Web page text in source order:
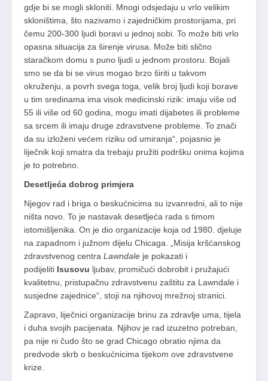
gdje bi se mogli skloniti. Mnogi odsjedaju u vrlo velikim
skloništima, što nazivamo i zajedničkim prostorijama, pri
čemu 200-300 ljudi boravi u jednoj sobi. To može biti vrlo
opasna situacija za širenje virusa. Može biti slično
staračkom domu s puno ljudi u jednom prostoru. Bojali
smo se da bi se virus mogao brzo širiti u takvom
okruženju, a povrh svega toga, velik broj ljudi koji borave
u tim sredinama ima visok medicinski rizik: imaju više od
55 ili više od 60 godina, mogu imati dijabetes ili probleme
sa srcem ili imaju druge zdravstvene probleme. To znači
da su izloženi većem riziku od umiranja“, pojasnio je
liječnik koji smatra da trebaju pružiti podršku onima kojima
je to potrebno.
Desetljeća dobrog primjera
Njegov rad i briga o beskućnicima su izvanredni, ali to nije
ništa novo. To je nastavak desetljeća rada s timom
istomišljenika. On je dio organizacije koja od 1980. djeluje
na zapadnom i južnom dijelu Chicaga. „Misija kršćanskog
zdravstvenog centra Lawndale je pokazati i
podijeliti Isusovu ljubav, promičući dobrobit i pružajući
kvalitetnu, pristupačnu zdravstvenu zaštitu za Lawndale i
susjedne zajednice“, stoji na njihovoj mrežnoj stranici.
Zapravo, liječnici organizacije brinu za zdravlje uma, tijela
i duha svojih pacijenata. Njihov je rad izuzetno potreban,
pa nije ni čudo što se grad Chicago obratio njima da
predvode skrb o beskućnicima tijekom ove zdravstvene
krize.